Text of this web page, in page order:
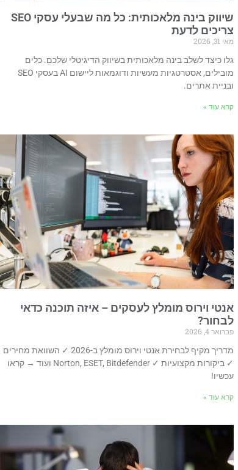
שיווק בינה מלאכותית: כל מה שבעלי עסקי SEO
צריכים לדעת
מאי 31, 2026
גלו כיצד לשלב בינה מלאכותית בשיווק הדיגיטלי שלכם. כלים
מובילים, אסטרטגיות מעשיות ודוגמאות ליישום AI בעסקי SEO
ובניית אתרים.
קרא עוד »
אנטי וירוס מומלץ לעסקים – איזה תוכנה כדאי
לבחור?
פברואר 4, 2026
מדריך מקיף לבחירת אנטי וירוס מומלץ ב-2026 ✓ השוואת מחירים
✓ ביקורות מקצועיות ✓ Norton, ESET, Bitdefender ועוד → קראו
עכשיו!
קרא עוד »